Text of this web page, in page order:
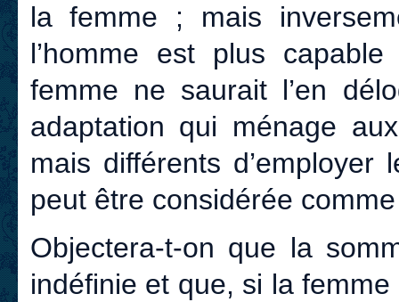
la femme ; mais
l’homme est plus
femme ne saurait l’en
adaptation qui ménage
mais différents
peut être considérée
Objectera-t-on que la
indéfinie et que, si la